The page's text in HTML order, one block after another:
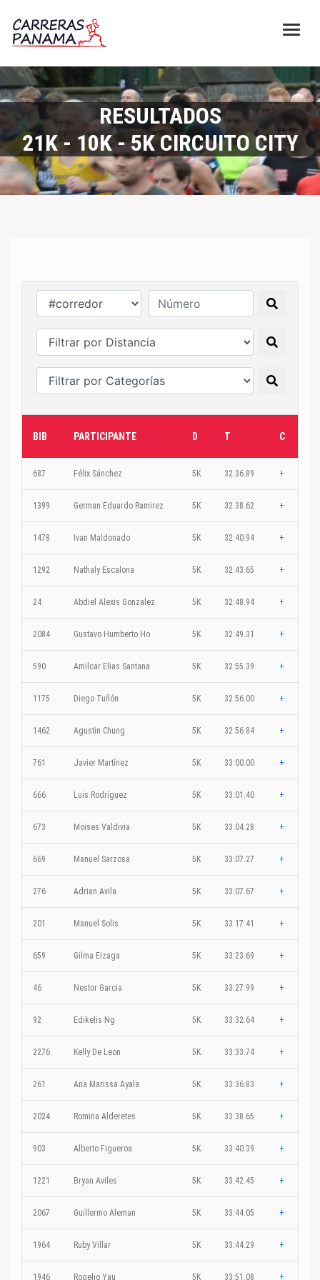
RESULTADOS
21K - 10K - 5K CIRCUITO CITY
BIB PARTICIPANTE D T C
687 Félix Sánchez 5K 32:36.89 +
1399 German Eduardo Ramirez 5K 32:38.62 +
1478 Ivan Maldonado 5K 32:40.94 +
1292 Nathaly Escalona 5K 32:43.65 +
24 Abdiel Alexis Gonzalez 5K 32:48.94 +
2084 Gustavo Humberto Ho 5K 32:49.31 +
590 Amilcar Elias Santana 5K 32:55.39 +
1175 Diego Tuñón 5K 32:56.00 +
1462 Agustin Chung 5K 32:56.84 +
761 Javier Martínez 5K 33:00.00 +
666 Luis Rodríguez 5K 33:01.40 +
673 Moises Valdivia 5K 33:04.28 +
669 Manuel Sarzosa 5K 33:07.27 +
276 Adrian Avila 5K 33:07.67 +
201 Manuel Solis 5K 33:17.41 +
659 Gilma Eizaga 5K 33:23.69 +
46 Nestor Garcia 5K 33:27.99 +
92 Edikelis Ng 5K 33:32.64 +
2276 Kelly De Leon 5K 33:33.74 +
261 Ana Marissa Ayala 5K 33:36.83 +
2024 Romina Alderetes 5K 33:38.65 +
903 Alberto Figueroa 5K 33:40.39 +
1221 Bryan Aviles 5K 33:42.45 +
2067 Guillermo Aleman 5K 33:44.05 +
1964 Ruby Villar 5K 33:44.29 +
1946 Rogelio Yau 5K 33:51.08 +